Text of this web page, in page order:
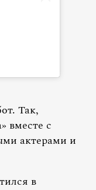
Так,
вместе с
актерами и
в